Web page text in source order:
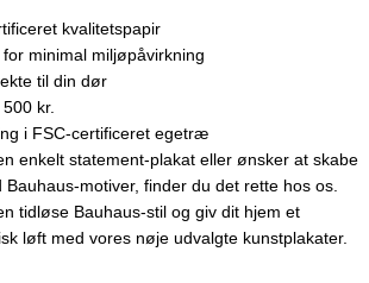
kvalitetspapir
minimal miljøpåvirkning
til din dør
kr.
i FSC-certificeret egetræ
enkelt statement-plakat eller ønsker at skabe
motiver, finder du det rette hos os.
tidløse Bauhaus-stil og giv dit hjem et
løft med vores nøje udvalgte kunstplakater.